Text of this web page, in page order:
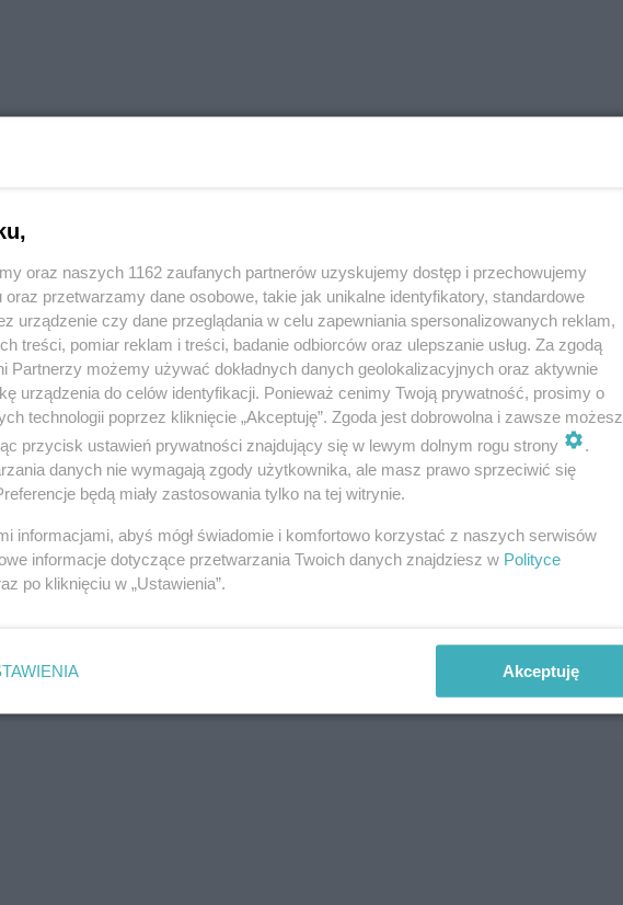
oraz naszych 1162 zaufanych partnerów uzyskujemy dostęp i przechowujemy
oraz przetwarzamy dane osobowe, takie jak unikalne identyfikatory, standardowe
urządzenie czy dane przeglądania w celu zapewniania spersonalizowanych reklam,
treści, pomiar reklam i treści, badanie odbiorców oraz ulepszanie usług. Za zgodą
Partnerzy możemy używać dokładnych danych geolokalizacyjnych oraz aktywnie
urządzenia do celów identyfikacji. Ponieważ cenimy Twoją prywatność, prosimy o
technologii poprzez kliknięcie „Akceptuję”. Zgoda jest dobrowolna i zawsze możesz
przycisk ustawień prywatności znajdujący się w lewym dolnym rogu strony
.
danych nie wymagają zgody użytkownika, ale masz prawo sprzeciwić się
będą miały zastosowania tylko na tej witrynie.
informacjami, abyś mógł świadomie i komfortowo korzystać z naszych serwisów
informacje dotyczące przetwarzania Twoich danych znajdziesz w Polityce
po kliknięciu w „Ustawienia”.
Akceptuję